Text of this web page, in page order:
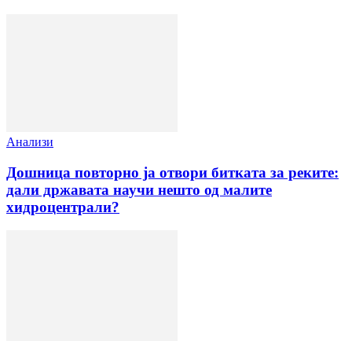
Анализи
Дошница повторно ја отвори битката за реките:
дали државата научи нешто од малите
хидроцентрали?